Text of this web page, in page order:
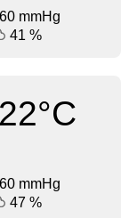
mmHg
41 %
mmHg
47 %